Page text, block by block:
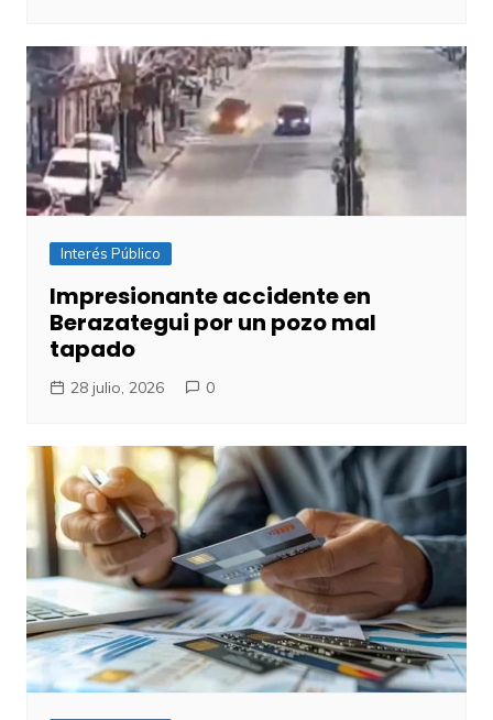
Interés Público
Impresionante accidente en
Berazategui por un pozo mal
tapado
28 julio, 2026 0